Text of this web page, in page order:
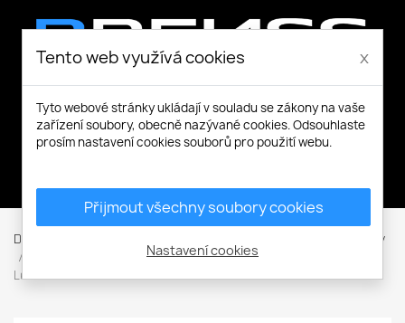
Domů
Kalhoty / Montérky
Kalhoty do pasu
Legíny a tepláky
Leisure
Tento web využívá cookies x
Tyto webové stránky ukládají v souladu se zákony na vaše
zařízení soubory, obecně nazývané cookies. Odsouhlaste
prosím nastavení cookies souborů pro použití webu.
Přijmout všechny soubory cookies
Nastavení cookies